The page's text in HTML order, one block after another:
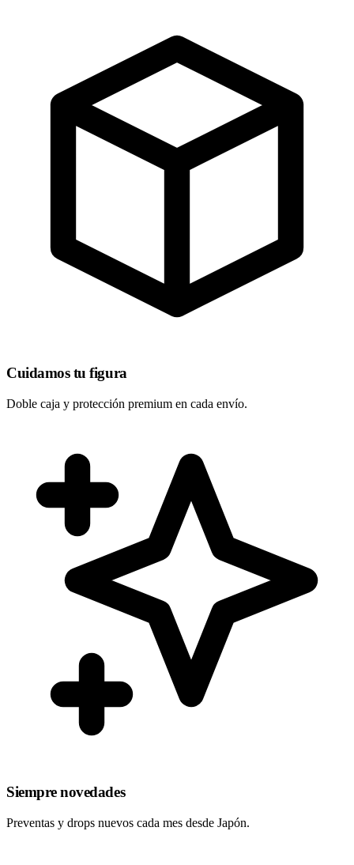
Cuidamos tu figura
Doble caja y protección premium en cada envío.
Siempre novedades
Preventas y drops nuevos cada mes desde Japón.